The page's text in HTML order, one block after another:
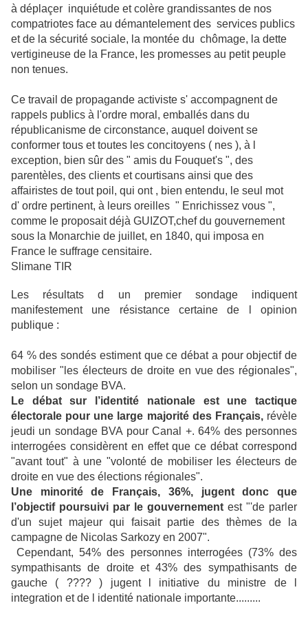
à déplaçer inquiétude et colère grandissantes de nos
compatriotes face au démantelement des services publics
et de la sécurité sociale, la montée du chômage, la dette
vertigineuse de la France, les promesses au petit peuple
non tenues.
Ce travail de propagande activiste s' accompagnent de
rappels publics à l'ordre moral, emballés dans du
républicanisme de circonstance, auquel doivent se
conformer tous et toutes les concitoyens ( nes ), à l
exception, bien sûr des " amis du Fouquet's ", des
parentèles, des clients et courtisans ainsi que des
affairistes de tout poil, qui ont , bien entendu, le seul mot
d' ordre pertinent, à leurs oreilles " Enrichissez vous ",
comme le proposait déjà GUIZOT,chef du gouvernement
sous la Monarchie de juillet, en 1840, qui imposa en
France le suffrage censitaire.
Slimane TIR
Les résultats d un premier sondage indiquent
manifestement une résistance certaine de l opinion
publique :
64 % des sondés estiment que ce débat a pour objectif de
mobiliser "les électeurs de droite en vue des régionales",
selon un sondage BVA.
Le débat sur l’identité nationale est une tactique
électorale pour une large majorité des Français,révèle
jeudi un sondage BVA pour Canal +. 64% des personnes
interrogées considèrent en effet que ce débat correspond
"avant tout" à une "volonté de mobiliser les électeurs de
droite en vue des élections régionales".
Une minorité de Français, 36%, jugent donc que
l’objectif poursuivi par le gouvernement est "'de parler
d'un sujet majeur qui faisait partie des thèmes de la
campagne de Nicolas Sarkozy en 2007".
Cependant, 54% des personnes interrogées (73% des
sympathisants de droite et 43% des sympathisants de
gauche ( ???? ) jugent l initiative du ministre de l
integration et de l identité nationale importante.........